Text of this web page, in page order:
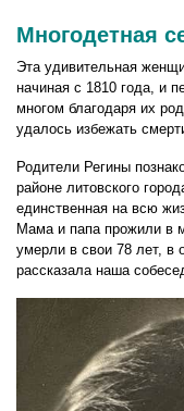
Многодетная
Эта удивительная
начиная с 1810 года, и
многом благодаря их
удалось избежать
Родители Регины
районе литовского
единственная на всю
Мама и папа прожили в
умерли в свои 78 лет, в
рассказала наша